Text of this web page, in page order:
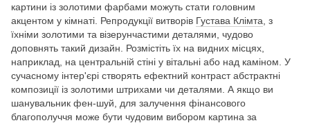
картини із золотими фарбами можуть стати головним
акцентом у кімнаті. Репродукції витворів Густава Клімта , з
їхніми золотими та візерунчастими деталями, чудово
доповнять такий дизайн. Розмістіть їх на видних місцях,
наприклад, на центральній стіні у вітальні або над каміном. У
сучасному інтер'єрі створять ефектний контраст абстрактні
композиції із золотими штрихами чи деталями. А якщо ви
шанувальник фен-шуй, для залучення фінансового
благополуччя може бути чудовим вибором картина за